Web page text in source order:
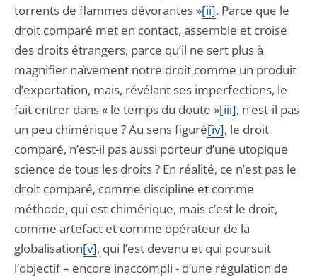
torrents de flammes dévorantes »[ii]. Parce que le
droit comparé met en contact, assemble et croise
des droits étrangers, parce qu’il ne sert plus à
magnifier naïvement notre droit comme un produit
d’exportation, mais, révélant ses imperfections, le
fait entrer dans « le temps du doute »[iii], n’est-il pas
un peu chimérique ? Au sens figuré[iv], le droit
comparé, n’est-il pas aussi porteur d’une utopique
science de tous les droits ? En réalité, ce n’est pas le
droit comparé, comme discipline et comme
méthode, qui est chimérique, mais c’est le droit,
comme artefact et comme opérateur de la
globalisation[v], qui l’est devenu et qui poursuit
l’objectif – encore inaccompli - d’une régulation de